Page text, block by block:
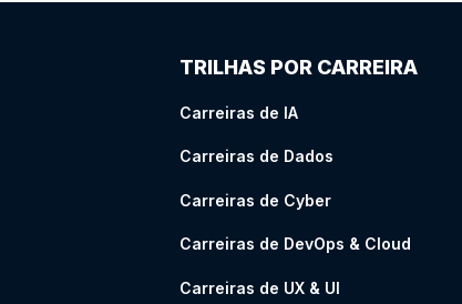
TRILHAS POR CARREIRA
Carreiras de IA
Carreiras de Dados
Carreiras de Cyber
Carreiras de DevOps & Cloud
Carreiras de UX & UI